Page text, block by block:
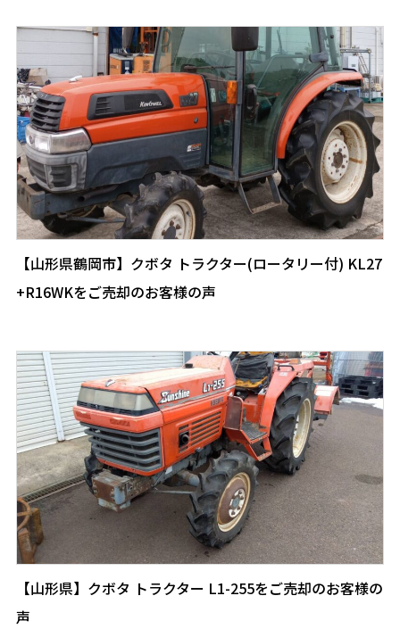
【山形県鶴岡市】クボタ トラクター(ロータリー付) KL27
+R16WKをご売却のお客様の声
【山形県】クボタ トラクター L1-255をご売却のお客様の
声